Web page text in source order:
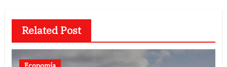
Related Post